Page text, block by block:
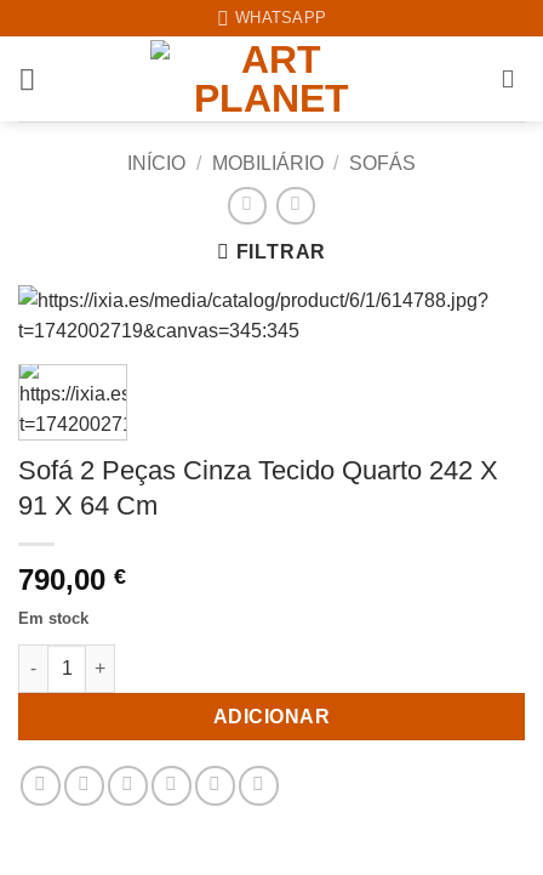
content
WHATSAPP
INÍCIO / MOBILIÁRIO / SOFÁS
FILTRAR
Sofá 2 Peças Cinza Tecido Quarto 242 X
91 X 64 Cm
790,00 €
Em stock
Quantidade de Sofá 2 Peças Cinza Tecido Quarto 242 X 91 X 64
ADICIONAR